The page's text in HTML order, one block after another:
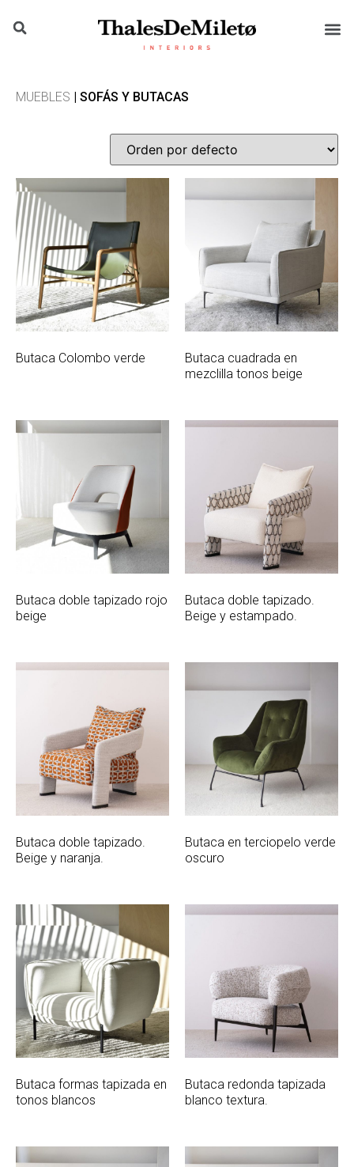
MUEBLES | SOFÁS Y BUTACAS
Butaca Colombo verde
Butaca cuadrada en
mezclilla tonos beige
Butaca doble tapizado rojo
beige
Butaca doble tapizado.
Beige y estampado.
Butaca doble tapizado.
Beige y naranja.
Butaca en terciopelo verde
oscuro
Butaca formas tapizada en
tonos blancos
Butaca redonda tapizada
blanco textura.